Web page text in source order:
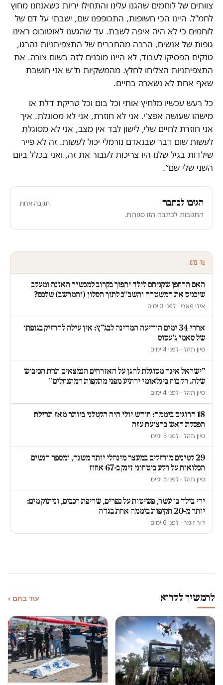
צוותים של לוחמים שהגנו עלינו והתחילו יריות כשאנחנו מחוץ
לחמ"ל. היינו הכי חשופות, התכופפנו שם, ישבתי על דם של
לוחמים כי לא היה איפה לשבת. עד שהגענו לאוטובוס ראינו
גופות של אנשים, הרבה מהחברים של התצפיתניות נהרגו,
טנקים הפסיקו לעבוד, לא היינו מוכנים לזה בשום צורה. את
התצפיתניות הצליחו לחלץ. מהמשקיות ת״ש אני חושבת
שאף אחת לא נשארה בחיים.
כל רעש עכשיו מלחיץ אותי וכל בום וכל טריקת דלת או
מישהו שעושה אפצ'י. אני לא חוזרת, אני לא מסוגלת. איך
אני חוזרת לחיים שלי, לישון לבד אין מצב, אני לא מסוגלת
לעשות שום דבר שבנאדם נורמלי יכול לעשות. זה לא פייר
שילדות בגיל שלנו היו צריכות לעבור את זה, ואני בכלל ביום
השני שלי שם״.
הגיבו לכתבה תגובה אחת
התגובות לכתבה הזו סגורות.
עוד בחם
האם הרחפן שקניתם לילד יהפוך בקרוב למכשיר האזנה ומעקב
שיכניס את המשטרה והשב״כ לתוך הסלון (והמחשב) שלכם?
אילי פארי · לפני 3 ימים
אחרי 34 ימים הודיעה המדינה לבג"ץ: אין עילה להחזיק בגופתו
של סאמי ג'עסוס
סיון תהל · לפני 4 ימים
"ישראל אינה מסוגלת להגן על האזרחים הנמצאים תחת הכיבוש
שלה. רק כוח בינלאומי ירתיע מפני מתקפות המתנחלים״
סיון תהל · לפני 4 ימים
18 הרוגים ביממה: חודש יולי היה הקטלני ביותר מאז תחילת
הפסקת האש ברצועת עזה
סיון תהל · לפני 5 ימים
29 קטינים מוחזקים במעצר מינהלי יותר משנה, ומספר הנשים
הכלואות על רקע ביטחוני זינק ב-67 אחוז
סיון תהל · לפני 5 ימים
ירי בילד בן עשר, פשיטות על כפרים, שריפת רכבים, וניתוק מים:
יותר מ-20 תקיפות ביממה אחת בגדה
דור זומר · לפני 6 ימים
להמשיך לקרוא עוד בחם ›